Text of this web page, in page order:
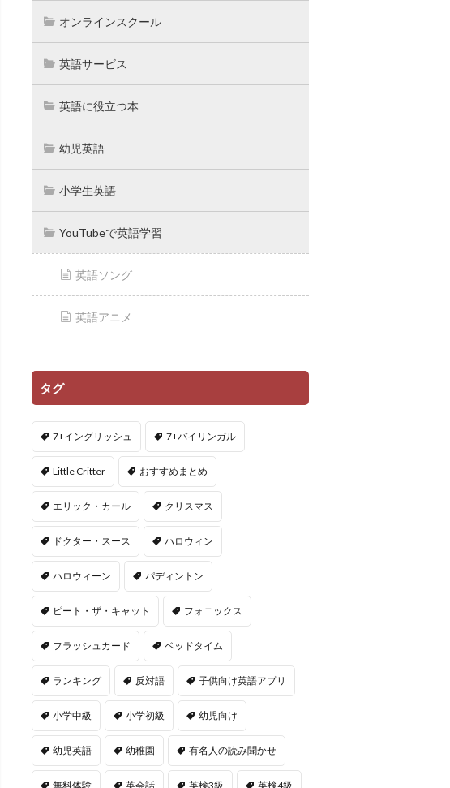
オンラインスクール
英語サービス
英語に役立つ本
幼児英語
小学生英語
YouTubeで英語学習
英語ソング
英語アニメ
タグ
7+イングリッシュ 7+バイリンガル
Little Critter おすすめまとめ
エリック・カール クリスマス
ドクター・スース ハロウィン
ハロウィーン パディントン
ピート・ザ・キャット フォニックス
フラッシュカード ベッドタイム
ランキング 反対語 子供向け英語アプリ
小学中級 小学初級 幼児向け
幼児英語 幼稚園 有名人の読み聞かせ
無料体験 英会話 英検3級 英検4級